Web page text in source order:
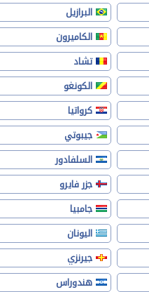
البرازيل
الكاميرون
تشاد
الكونغو
كرواتيا
جيبوتي
السلفادور
جزر فايرو
جامبيا
اليونان
جيرنزي
هندوراس